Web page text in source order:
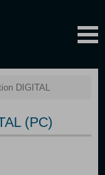
DIGITAL
(PC)